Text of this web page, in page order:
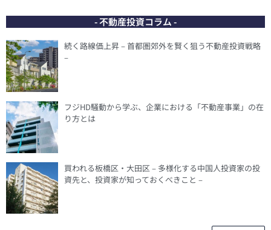
- 不動産投資コラム -
続く路線価上昇 – 首都圏郊外を賢く狙う不動産投資戦略
–
フジHD騒動から学ぶ、企業における「不動産事業」の在
り方とは
買われる板橋区・大田区 – 多様化する中国人投資家の投
資先と、投資家が知っておくべきこと –